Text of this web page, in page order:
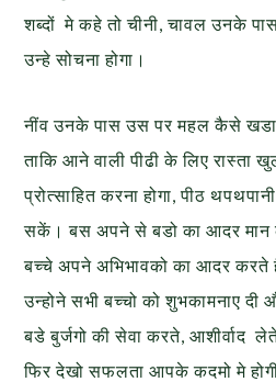
शब्दों मे कहे तो चीनी, चावल उनके
उन्हे सोचना होगा।
नींव उनके पास उस पर महल कैसे खडा
ताकि आने वाली पीढी के लिए रास्ता
प्रोत्साहित करना होगा, पीठ
सकें। बस अपने से बडो का आदर मान
बच्चे अपने अभिभावको का आदर करते
उन्होने सभी बच्चो को शुभकामनाए दी
बडे बुर्जगो की सेवा करते, आशीर्वाद
फिर देखो सफलता आपके कदमो मे